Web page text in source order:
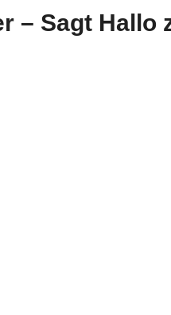
– Sagt Hallo